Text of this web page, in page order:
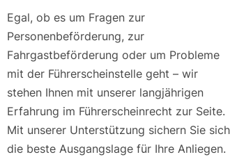
Egal, ob es um Fragen zur
Personenbeförderung, zur
Fahrgastbeförderung oder um Probleme
mit der Führerscheinstelle geht – wir
stehen Ihnen mit unserer langjährigen
Erfahrung im Führerscheinrecht zur Seite.
Mit unserer Unterstützung sichern Sie sich
die beste Ausgangslage für Ihre Anliegen.